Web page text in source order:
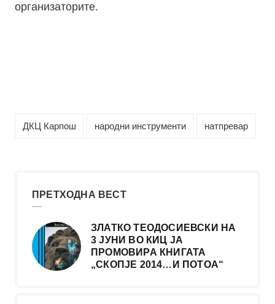
организаторите.
ДКЦ Карпош народни инструменти натпревар
ПРЕТХОДНА ВЕСТ
ЗЛАТКО ТЕОДОСИЕВСКИ НА
3 ЈУНИ ВО КИЦ ЈА
ПРОМОВИРА КНИГАТА
„СКОПЈЕ 2014…И ПОТОА“